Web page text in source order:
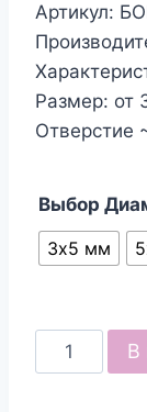
Артикул:
Размер: от
Отверстие
Выбор
3х5 мм
Количество
товара
В